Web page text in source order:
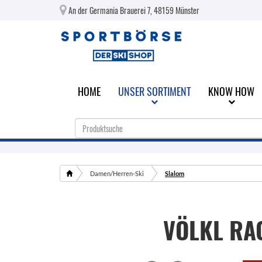
An der Germania Brauerei 7, 48159 Münster
HOME UNSER SORTIMENT KNOW HOW
Damen/Herren-Ski Slalom
VÖLKL